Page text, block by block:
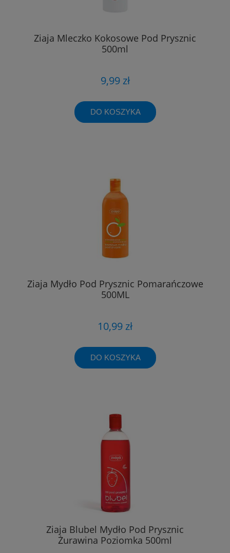
Ziaja Mleczko Kokosowe Pod Prysznic
500ml
9,99 zł
DO KOSZYKA
Ziaja Mydło Pod Prysznic Pomarańczowe
500ML
10,99 zł
DO KOSZYKA
Ziaja Blubel Mydło Pod Prysznic
Żurawina Poziomka 500ml